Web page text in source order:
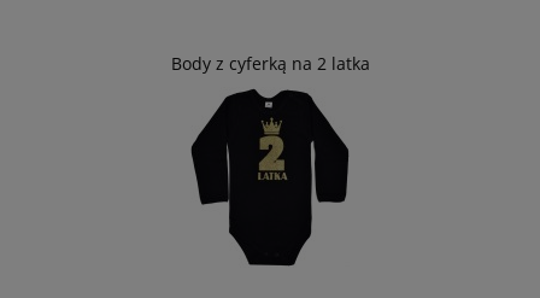
Body z cyferką na 2 latka